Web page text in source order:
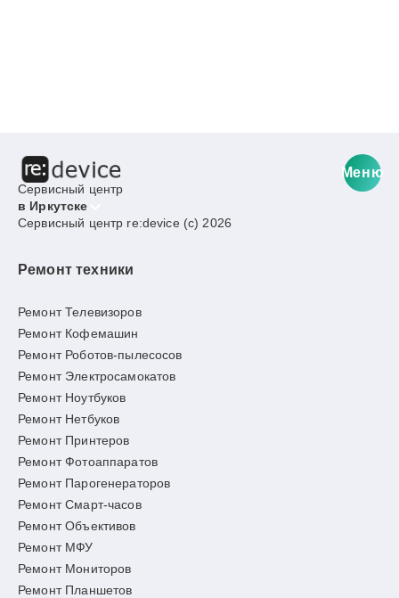
Сервисный центр
в Иркутске
Меню
Сервисный центр re:device (c) 2026
Ремонт техники
Ремонт Телевизоров
Ремонт Кофемашин
Ремонт Роботов-пылесосов
Ремонт Электросамокатов
Ремонт Ноутбуков
Ремонт Нетбуков
Ремонт Принтеров
Ремонт Фотоаппаратов
Ремонт Парогенераторов
Ремонт Смарт-часов
Ремонт Объективов
Ремонт МФУ
Ремонт Мониторов
Ремонт Планшетов